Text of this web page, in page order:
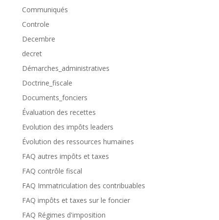
Communiqués
Controle
Decembre
decret
Démarches_administratives
Doctrine_fiscale
Documents_fonciers
Évaluation des recettes
Evolution des impôts leaders
Évolution des ressources humaines
FAQ autres impôts et taxes
FAQ contrôle fiscal
FAQ Immatriculation des contribuables
FAQ impôts et taxes sur le foncier
FAQ Régimes d'imposition